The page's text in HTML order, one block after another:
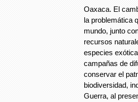
Oaxaca. El
la problemática
mundo, junto
recursos
especies
campañas de
conservar el
biodiversidad,
Guerra, al